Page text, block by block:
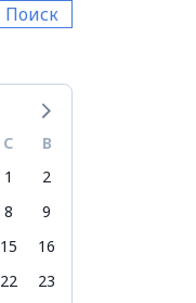
Поиск
С
В
1
2
8
9
15
16
22
23